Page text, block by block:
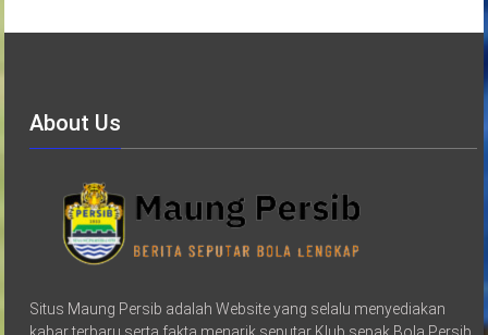
About Us
Situs Maung Persib adalah Website yang selalu menyediakan
kabar terbaru serta fakta menarik seputar Klub sepak Bola Persib